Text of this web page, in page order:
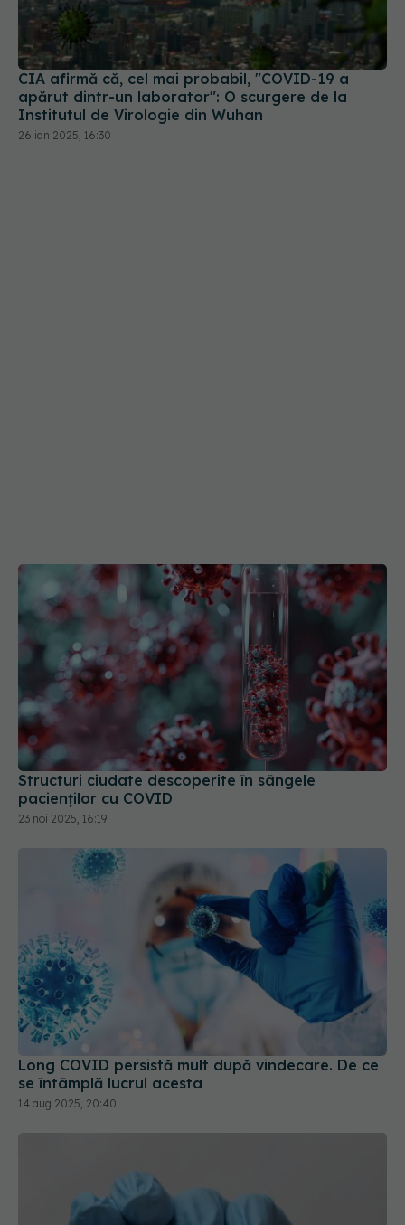
CIA afirmă că, cel mai probabil, "COVID-19 a
apărut dintr-un laborator": O scurgere de la
Institutul de Virologie din Wuhan
26 ian 2025, 16:30
Structuri ciudate descoperite în sângele
pacienților cu COVID
23 noi 2025, 16:19
Long COVID persistă mult după vindecare. De ce
se întâmplă lucrul acesta
14 aug 2025, 20:40